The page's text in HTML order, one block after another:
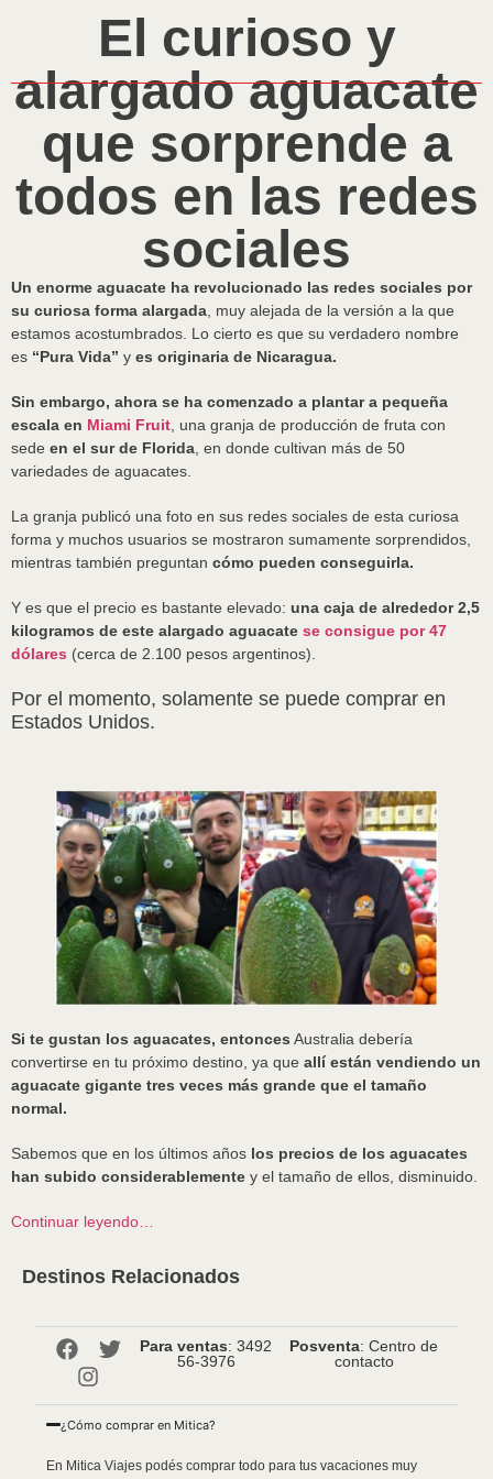
El curioso y
alargado aguacate
que sorprende a
todos en las redes
sociales
Un enorme aguacate ha revolucionado las redes sociales por
su curiosa forma alargada , muy alejada de la versión a la que
estamos acostumbrados. Lo cierto es que su verdadero nombre
es “Pura Vida” y es originaria de Nicaragua.
Sin embargo, ahora se ha comenzado a plantar a pequeña
escala en Miami Fruit , una granja de producción de fruta con
sede en el sur de Florida , en donde cultivan más de 50
variedades de aguacates.
La granja publicó una foto en sus redes sociales de esta curiosa
forma y muchos usuarios se mostraron sumamente sorprendidos,
mientras también preguntan cómo pueden conseguirla.
Y es que el precio es bastante elevado: una caja de alrededor 2,5
kilogramos de este alargado aguacate se consigue por 47
dólares (cerca de 2.100 pesos argentinos).
Por el momento, solamente se puede comprar en
Estados Unidos.
Si te gustan los aguacates, entonces Australia debería
convertirse en tu próximo destino, ya que allí están vendiendo un
aguacate gigante tres veces más grande que el tamaño
normal.
Sabemos que en los últimos años los precios de los aguacates
han subido considerablemente y el tamaño de ellos, disminuido.
Continuar leyendo…
Destinos Relacionados
Para ventas: 3492
56-3976
Posventa: Centro de
contacto
¿Cómo comprar en Mitica?
En Mitica Viajes podés comprar todo para tus vacaciones muy